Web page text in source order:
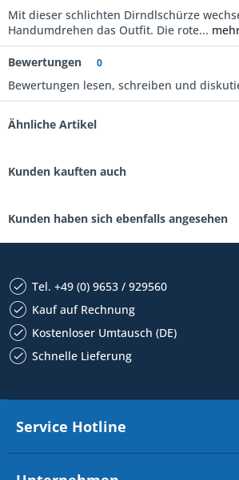
Mit dieser schlichten Dirndlschürze
Handumdrehen das Outfit. Die rote...
Bewertungen 0
Bewertungen lesen, schreiben und
Ähnliche Artikel
Kunden kauften auch
Kunden haben sich ebenfalls angesehen
Tel. +49 (0) 9653 / 929560
Kauf auf Rechnung
Kostenloser Umtausch (DE)
Schnelle Lieferung
Service Hotline